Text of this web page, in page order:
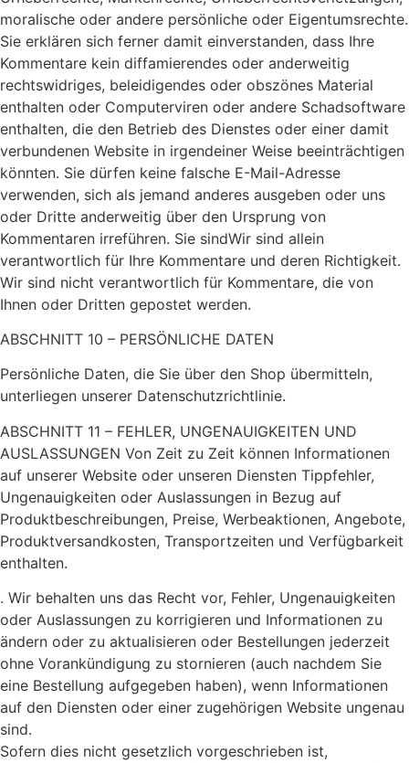
moralische oder andere persönliche oder Eigentumsrechte.
Sie erklären sich ferner damit einverstanden, dass Ihre
Kommentare kein diffamierendes oder anderweitig
rechtswidriges, beleidigendes oder obszönes Material
enthalten oder Computerviren oder andere Schadsoftware
enthalten, die den Betrieb des Dienstes oder einer damit
verbundenen Website in irgendeiner Weise beeinträchtigen
könnten. Sie dürfen keine falsche E-Mail-Adresse
verwenden, sich als jemand anderes ausgeben oder uns
oder Dritte anderweitig über den Ursprung von
Kommentaren irreführen. Sie sindWir sind allein
verantwortlich für Ihre Kommentare und deren Richtigkeit.
Wir sind nicht verantwortlich für Kommentare, die von
Ihnen oder Dritten gepostet werden.
ABSCHNITT 10 – PERSÖNLICHE DATEN
Persönliche Daten, die Sie über den Shop übermitteln,
unterliegen unserer Datenschutzrichtlinie.
ABSCHNITT 11 – FEHLER, UNGENAUIGKEITEN UND
AUSLASSUNGEN Von Zeit zu Zeit können Informationen
auf unserer Website oder unseren Diensten Tippfehler,
Ungenauigkeiten oder Auslassungen in Bezug auf
Produktbeschreibungen, Preise, Werbeaktionen, Angebote,
Produktversandkosten, Transportzeiten und Verfügbarkeit
enthalten.
. Wir behalten uns das Recht vor, Fehler, Ungenauigkeiten
oder Auslassungen zu korrigieren und Informationen zu
ändern oder zu aktualisieren oder Bestellungen jederzeit
ohne Vorankündigung zu stornieren (auch nachdem Sie
eine Bestellung aufgegeben haben), wenn Informationen
auf den Diensten oder einer zugehörigen Website ungenau
sind.
Sofern dies nicht gesetzlich vorgeschrieben ist,